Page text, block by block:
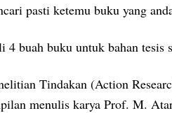
pasti ketemu buku yang
4 buah buku untuk bahan tesis
Tindakan (Action
menulis karya Prof. M.